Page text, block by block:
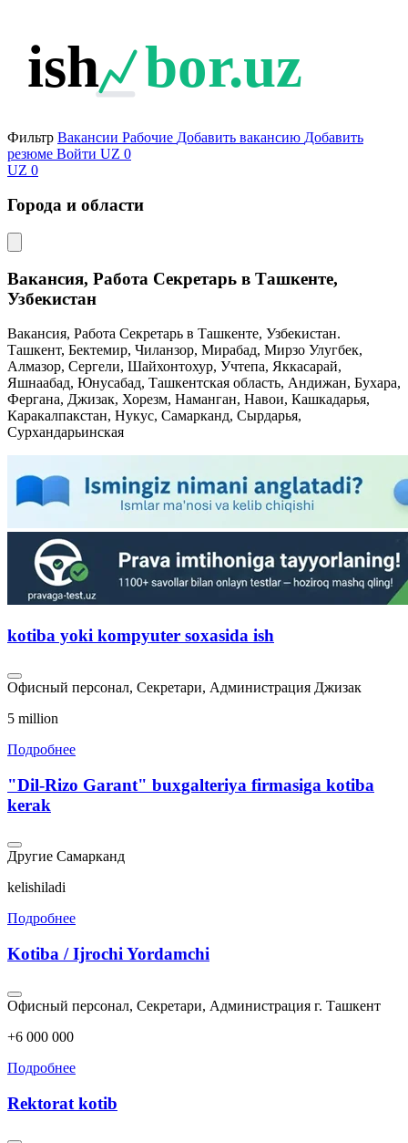
ish bor.uz
Фильтр Вакансии Рабочие Добавить вакансию Добавить
резюме Войти UZ 0
UZ 0
Города и области
Вакансия, Работа Секретарь в Ташкенте,
Узбекистан
Вакансия, Работа Секретарь в Ташкенте, Узбекистан.
Ташкент, Бектемир, Чиланзор, Мирабад, Мирзо Улугбек,
Алмазор, Сергели, Шайхонтохур, Учтепа, Яккасарай,
Яшнаабад, Юнусабад, Ташкентская область, Андижан, Бухара,
Фергана, Джизак, Хорезм, Наманган, Навои, Кашкадарья,
Каракалпакстан, Нукус, Самарканд, Сырдарья,
Сурхандарьинская
kotiba yoki kompyuter soxasida ish
Офисный персонал, Секретари, Администрация Джизак
5 million
Подробнее
"Dil-Rizo Garant" buxgalteriya firmasiga kotiba
kerak
Другие Самарканд
kelishiladi
Подробнее
Kotiba / Ijrochi Yordamchi
Офисный персонал, Секретари, Администрация г. Ташкент
+6 000 000
Подробнее
Rektorat kotib